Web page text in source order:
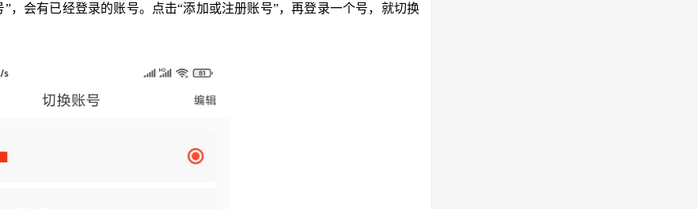
”，会有已经登录的账号。点击“添加或注册账号”，再登录一个号，就切换